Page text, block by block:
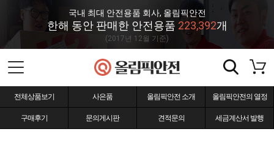
국내 최대 안전용품 회사, 올림픽안전
한해 동안 판매한 안전용품 223,392개
(2017년 12월 기준)
전체상품보기 사은품 올림픽안전 소개 올림픽안전의 열정
구매후기 문의게시판 견적문의 세금계산서 발행